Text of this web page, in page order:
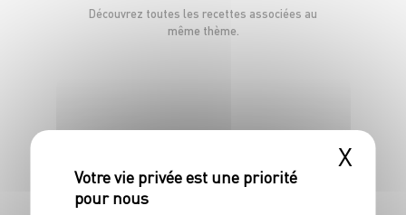
Découvrez toutes les recettes associées au
même thème.
X